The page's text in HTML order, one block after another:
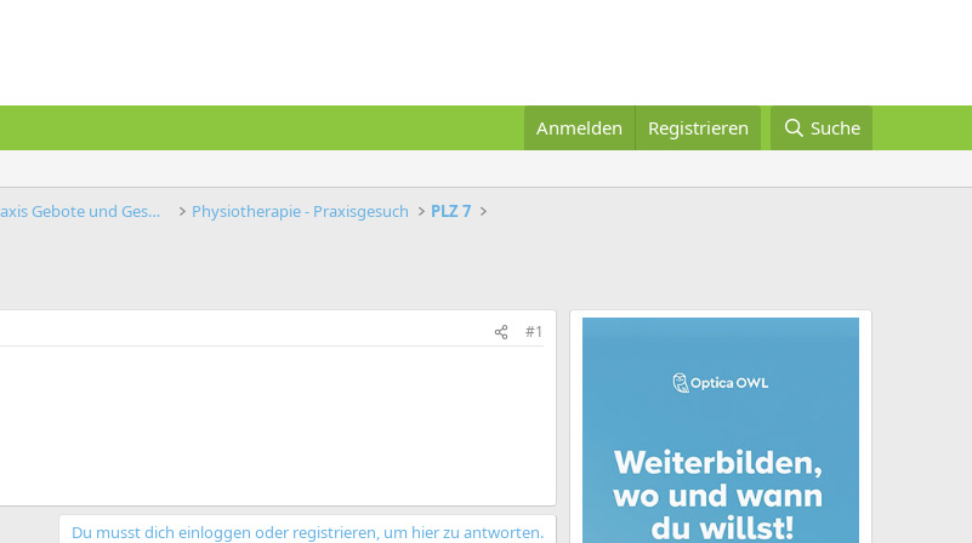
Anmelden Registrieren Suche
Physiotherapie-Praxis (Praxis Gebote und Gesuche) Physiotherapie - Praxisgesuch PLZ 7
#1
Du musst dich einloggen oder registrieren, um hier zu antworten.